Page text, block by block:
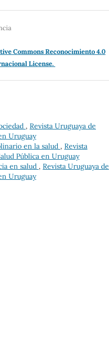
Commons Reconocimiento 4.0
License.
, Revista Uruguaya de
Uruguay
en la salud , Revista
Pública en Uruguay
en salud , Revista Uruguaya de
Uruguay